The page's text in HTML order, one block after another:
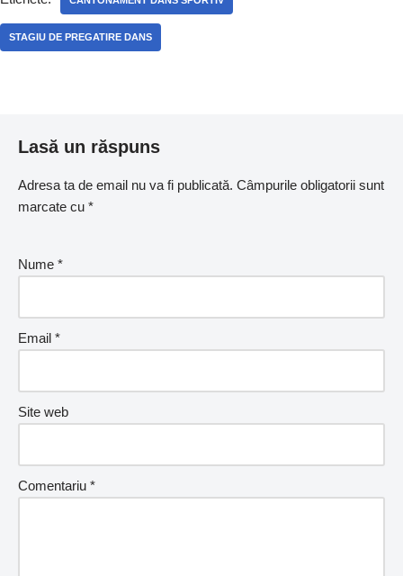
STAGIU DE PREGATIRE DANS
Lasă un răspuns
Adresa ta de email nu va fi publicată. Câmpurile obligatorii sunt
marcate cu *
Nume *
Email *
Site web
Comentariu *